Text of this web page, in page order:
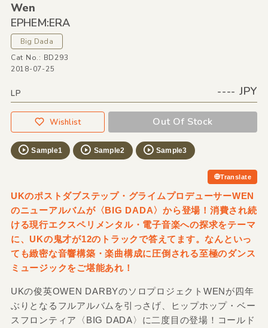
Wen
EPHEM:ERA
Big Dada
Cat No.: BD293
2018-07-25
LP ---- JPY
Wishlist Out Of Stock
Sample1 Sample2 Sample3
Translate
UKのポストダブステップ・グライムプロデューサーWEN
のニューアルバムが〈BIG DADA〉から登場！消費され続
ける現行エクスペリメンタル・電子音楽への探求をテーマ
に、UKの鬼才が12のトラックで答えてます。なんといっ
ても緻密な音響構築・楽曲構成に圧倒される至極のダンス
ミュージックをご堪能あれ！
UKの俊英OWEN DARBYのソロプロジェクトWENが四年
ぶりとなるフルアルバムを引っさげ、ヒップホップ・ベー
スフロンティア〈BIG DADA〉に二度目の登場！コールド